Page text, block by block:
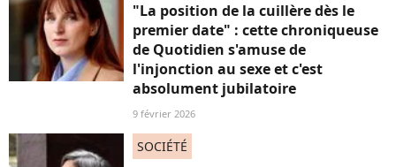
"La position de la cuillère dès le
premier date" : cette chroniqueuse
de Quotidien s'amuse de
l'injonction au sexe et c'est
absolument jubilatoire
9 février 2026
SOCIÉTÉ